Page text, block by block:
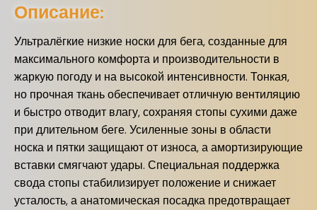
Описание:
Ультралёгкие низкие носки для бега, созданные для
максимального комфорта и производительности в
жаркую погоду и на высокой интенсивности. Тонкая,
но прочная ткань обеспечивает отличную вентиляцию
и быстро отводит влагу, сохраняя стопы сухими даже
при длительном беге. Усиленные зоны в области
носка и пятки защищают от износа, а амортизирующие
вставки смягчают удары. Специальная поддержка
свода стопы стабилизирует положение и снижает
усталость, а анатомическая посадка предотвращает